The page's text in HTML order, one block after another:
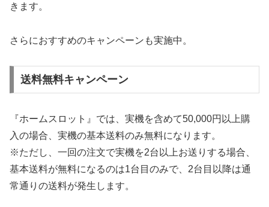
きます。
さらにおすすめのキャンペーンも実施中。
送料無料キャンペーン
『ホームスロット』では、実機を含めて50,000円以上購
入の場合、実機の基本送料のみ無料になります。
※ただし、一回の注文で実機を2台以上お送りする場合、
基本送料が無料になるのは1台目のみで、2台目以降は通
常通りの送料が発生します。